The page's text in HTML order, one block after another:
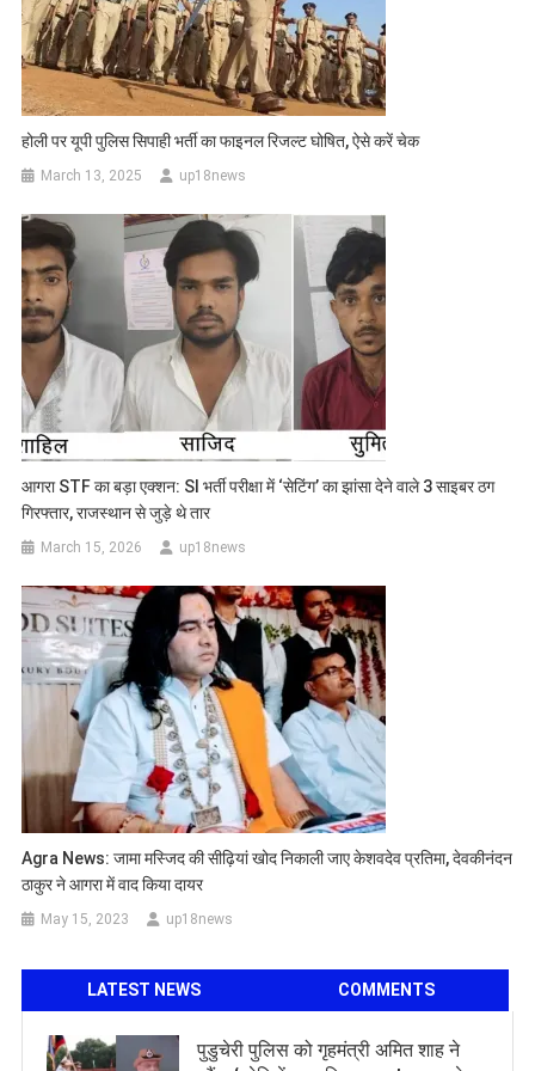
होली पर यूपी पुलिस सिपाही भर्ती का फाइनल रिजल्ट घोषित, ऐसे करें चेक
March 13, 2025 up18news
आगरा STF का बड़ा एक्शन: SI भर्ती परीक्षा में ‘सेटिंग’ का झांसा देने वाले 3 साइबर ठग
गिरफ्तार, राजस्थान से जुड़े थे तार
March 15, 2026 up18news
Agra News: जामा मस्जिद की सीढ़ियां खोद निकाली जाए केशवदेव प्रतिमा, देवकीनंदन
ठाकुर ने आगरा में वाद किया दायर
May 15, 2023 up18news
LATEST NEWS COMMENTS
पुडुचेरी पुलिस को गृहमंत्री अमित शाह ने